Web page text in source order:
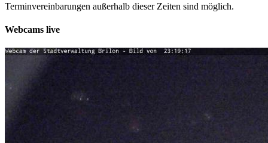
Terminvereinbarungen außerhalb dieser Zeiten sind möglich.
Webcams live